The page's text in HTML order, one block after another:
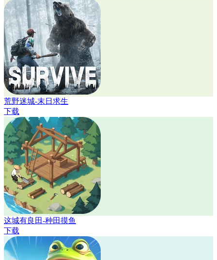
荒野迷城-末日求生
下载
这城有良田-种田摸鱼
下载